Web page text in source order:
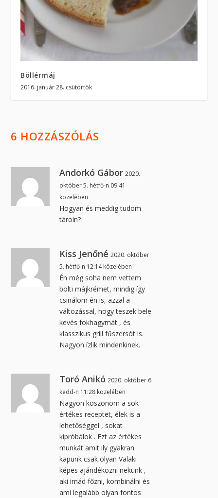
Böllérmáj
2016. január 28. csütörtök
6 HOZZÁSZÓLÁS
Andorkó Gábor 2020.
október 5. hétfő-n 09:41
közelében
Hogyan és meddig tudom
tároln?
Kiss Jenőné 2020. október
5. hétfő-n 12:14 közelében
Én még soha nem vettem
bolti májkrémet, mindig így
csinálom én is, azzal a
változással, hogy teszek bele
kevés fokhagymát , és
klasszikus grill fűszersót is.
Nagyon ízlik mindenkinek.
Toró Anikó 2020. október 6.
kedd-n 11:28 közelében
Nagyon köszönöm a sok
értékes receptet, élek is a
lehetőséggel , sokat
kipróbálok . Ezt az értékes
munkát amit ily gyakran
kapunk csak olyan Valaki
képes ajándékozni nekünk ,
aki imád főzni, kombinálni és
ami legalább olyan fontos